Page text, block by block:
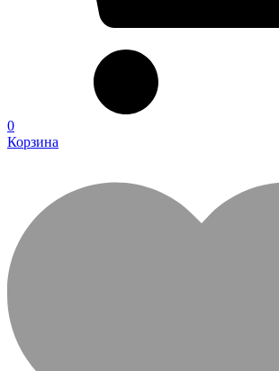
0
Корзина